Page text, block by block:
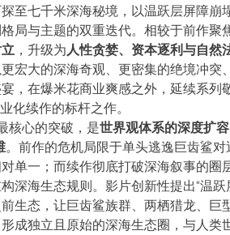
至七千米深海秘境，以温跃层屏障崩
局与主题的双重迭代。相较于前作聚
，升级为人性贪婪、资本逐利与自然
宏大的深海奇观、更密集的绝境冲突
，在爆米花商业爽感之外，延续系列
化续作的标杆之作。
核心的突破，是世界观体系的深度扩
。前作的危机局限于单头逃逸巨齿鲨
单一；而续作彻底打破深海叙事的圈
深海生态规则。影片创新性提出“温
生态，让巨齿鲨族群、两栖猎龙、巨
成独立且原始的深海生态圈，与人类